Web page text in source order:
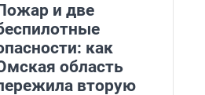
и две
как
область
вторую